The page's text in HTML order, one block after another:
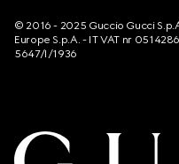
© 2016 - 2025 Guccio Gucci
Europe S.p.A. - IT VAT nr
5647/I/1936